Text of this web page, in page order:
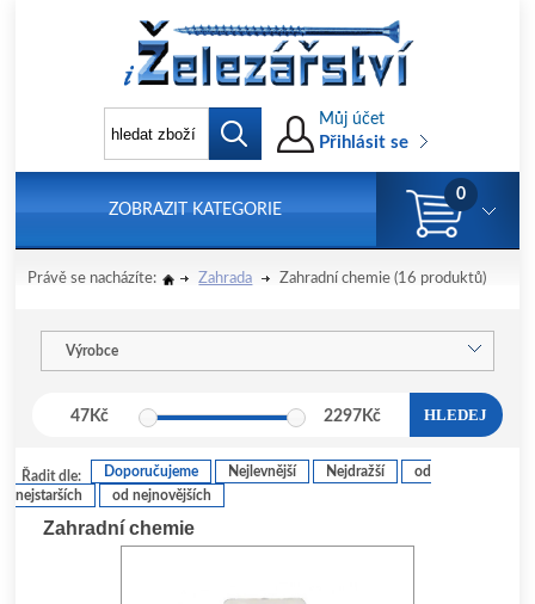
Můj účet
Přihlásit se
ZOBRAZIT KATEGORIE
0
Právě se nacházíte: Zahrada Zahradní chemie (16 produktů)
Výrobce
47 Kč 2297 Kč HLEDEJ
Řadit dle: Doporučujeme Nejlevnější Nejdražší
od
nejstarších
od nejnovějších
Zahradní chemie